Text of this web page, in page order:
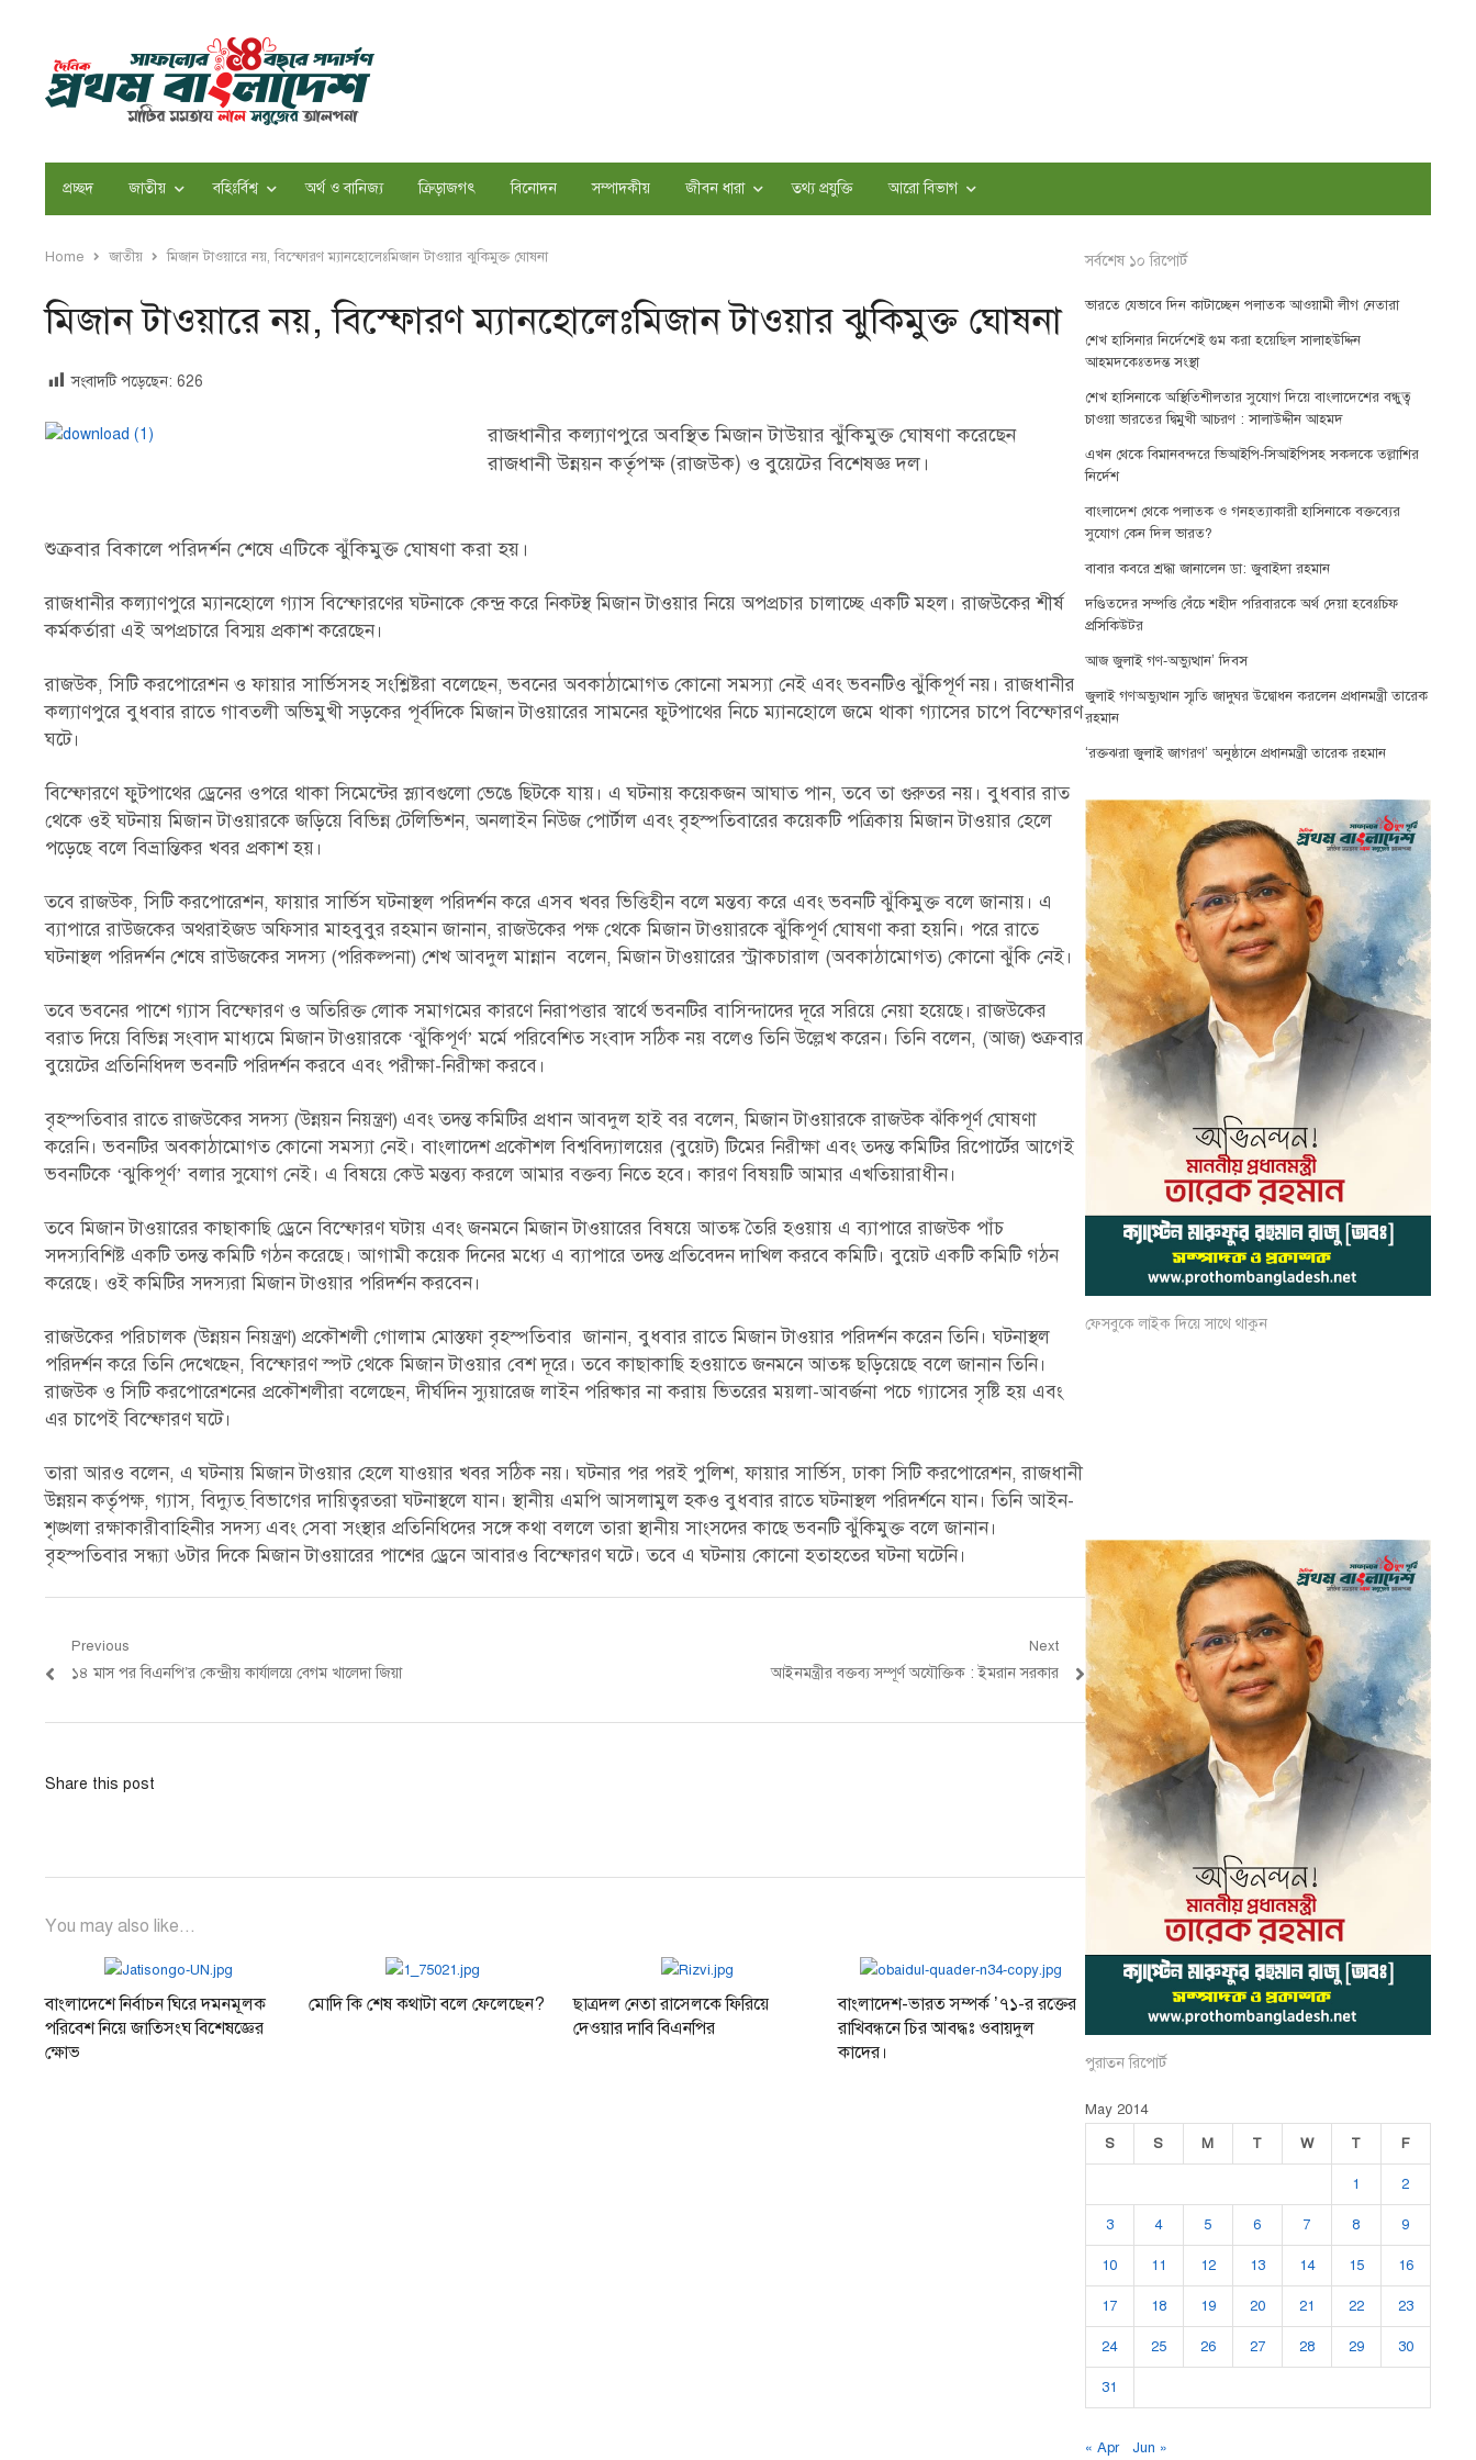
প্রচ্ছদ জাতীয় বহিঃর্বিশ্ব অর্থ ও বানিজ্য ক্রিড়াজগৎ বিনোদন সম্পাদকীয় জীবন ধারা তথ্য প্রযুক্তি আরো বিভাগ
Home জাতীয় মিজান টাওয়ারে নয়, বিস্ফোরণ ম্যানহোলেঃমিজান টাওয়ার ঝুকিমুক্ত ঘোষনা
মিজান টাওয়ারে নয়, বিস্ফোরণ ম্যানহোলেঃমিজান টাওয়ার ঝুকিমুক্ত ঘোষনা
সংবাদটি পড়েছেন: 626
রাজধানীর কল্যাণপুরে অবস্থিত মিজান টাউয়ার ঝুঁকিমুক্ত ঘোষণা করেছেন
রাজধানী উন্নয়ন কর্তৃপক্ষ (রাজউক) ও বুয়েটের বিশেষজ্ঞ দল।
শুক্রবার বিকালে পরিদর্শন শেষে এটিকে ঝুঁকিমুক্ত ঘোষণা করা হয়।
রাজধানীর কল্যাণপুরে ম্যানহোলে গ্যাস বিস্ফোরণের ঘটনাকে কেন্দ্র করে নিকটস্থ মিজান টাওয়ার নিয়ে অপপ্রচার চালাচ্ছে একটি মহল। রাজউকের শীর্ষ
কর্মকর্তারা এই অপপ্রচারে বিস্ময় প্রকাশ করেছেন।
রাজউক, সিটি করপোরেশন ও ফায়ার সার্ভিসসহ সংশ্লিষ্টরা বলেছেন, ভবনের অবকাঠামোগত কোনো সমস্যা নেই এবং ভবনটিও ঝুঁকিপূর্ণ নয়। রাজধানীর
কল্যাণপুরে বুধবার রাতে গাবতলী অভিমুখী সড়কের পূর্বদিকে মিজান টাওয়ারের সামনের ফুটপাথের নিচে ম্যানহোলে জমে থাকা গ্যাসের চাপে বিস্ফোরণ
ঘটে।
বিস্ফোরণে ফুটপাথের ড্রেনের ওপরে থাকা সিমেন্টের স্ল্যাবগুলো ভেঙে ছিটকে যায়। এ ঘটনায় কয়েকজন আঘাত পান, তবে তা গুরুতর নয়। বুধবার রাত
থেকে ওই ঘটনায় মিজান টাওয়ারকে জড়িয়ে বিভিন্ন টেলিভিশন, অনলাইন নিউজ পোর্টাল এবং বৃহস্পতিবারের কয়েকটি পত্রিকায় মিজান টাওয়ার হেলে
পড়েছে বলে বিভ্রান্তিকর খবর প্রকাশ হয়।
তবে রাজউক, সিটি করপোরেশন, ফায়ার সার্ভিস ঘটনাস্থল পরিদর্শন করে এসব খবর ভিত্তিহীন বলে মন্তব্য করে এবং ভবনটি ঝুঁকিমুক্ত বলে জানায়। এ
ব্যাপারে রাউজকের অথরাইজড অফিসার মাহবুবুর রহমান জানান, রাজউকের পক্ষ থেকে মিজান টাওয়ারকে ঝুঁকিপূর্ণ ঘোষণা করা হয়নি। পরে রাতে
ঘটনাস্থল পরিদর্শন শেষে রাউজকের সদস্য (পরিকল্পনা) শেখ আবদুল মান্নান বলেন, মিজান টাওয়ারের স্ট্রাকচারাল (অবকাঠামোগত) কোনো ঝুঁকি নেই।
তবে ভবনের পাশে গ্যাস বিস্ফোরণ ও অতিরিক্ত লোক সমাগমের কারণে নিরাপত্তার স্বার্থে ভবনটির বাসিন্দাদের দূরে সরিয়ে নেয়া হয়েছে। রাজউকের
বরাত দিয়ে বিভিন্ন সংবাদ মাধ্যমে মিজান টাওয়ারকে ‘ঝুঁকিপূর্ণ’ মর্মে পরিবেশিত সংবাদ সঠিক নয় বলেও তিনি উল্লেখ করেন। তিনি বলেন, (আজ) শুক্রবার
বুয়েটের প্রতিনিধিদল ভবনটি পরিদর্শন করবে এবং পরীক্ষা-নিরীক্ষা করবে।
বৃহস্পতিবার রাতে রাজউকের সদস্য (উন্নয়ন নিয়ন্ত্রণ) এবং তদন্ত কমিটির প্রধান আবদুল হাই বর বলেন, মিজান টাওয়ারকে রাজউক ঝঁকিপূর্ণ ঘোষণা
করেনি। ভবনটির অবকাঠামোগত কোনো সমস্যা নেই। বাংলাদেশ প্রকৌশল বিশ্ববিদ্যালয়ের (বুয়েট) টিমের নিরীক্ষা এবং তদন্ত কমিটির রিপোর্টের আগেই
ভবনটিকে ‘ঝুকিপূর্ণ’ বলার সুযোগ নেই। এ বিষয়ে কেউ মন্তব্য করলে আমার বক্তব্য নিতে হবে। কারণ বিষয়টি আমার এখতিয়ারাধীন।
তবে মিজান টাওয়ারের কাছাকাছি ড্রেনে বিস্ফোরণ ঘটায় এবং জনমনে মিজান টাওয়ারের বিষয়ে আতঙ্ক তৈরি হওয়ায় এ ব্যাপারে রাজউক পাঁচ
সদস্যবিশিষ্ট একটি তদন্ত কমিটি গঠন করেছে। আগামী কয়েক দিনের মধ্যে এ ব্যাপারে তদন্ত প্রতিবেদন দাখিল করবে কমিটি। বুয়েট একটি কমিটি গঠন
করেছে। ওই কমিটির সদস্যরা মিজান টাওয়ার পরিদর্শন করবেন।
রাজউকের পরিচালক (উন্নয়ন নিয়ন্ত্রণ) প্রকৌশলী গোলাম মোস্তফা বৃহস্পতিবার জানান, বুধবার রাতে মিজান টাওয়ার পরিদর্শন করেন তিনি। ঘটনাস্থল
পরিদর্শন করে তিনি দেখেছেন, বিস্ফোরণ স্পট থেকে মিজান টাওয়ার বেশ দূরে। তবে কাছাকাছি হওয়াতে জনমনে আতঙ্ক ছড়িয়েছে বলে জানান তিনি।
রাজউক ও সিটি করপোরেশনের প্রকৌশলীরা বলেছেন, দীর্ঘদিন স্যুয়ারেজ লাইন পরিষ্কার না করায় ভিতরের ময়লা-আবর্জনা পচে গ্যাসের সৃষ্টি হয় এবং
এর চাপেই বিস্ফোরণ ঘটে।
তারা আরও বলেন, এ ঘটনায় মিজান টাওয়ার হেলে যাওয়ার খবর সঠিক নয়। ঘটনার পর পরই পুলিশ, ফায়ার সার্ভিস, ঢাকা সিটি করপোরেশন, রাজধানী
উন্নয়ন কর্তৃপক্ষ, গ্যাস, বিদ্যুত্ বিভাগের দায়িত্বরতরা ঘটনাস্থলে যান। স্থানীয় এমপি আসলামুল হকও বুধবার রাতে ঘটনাস্থল পরিদর্শনে যান। তিনি আইন-
শৃঙ্খলা রক্ষাকারীবাহিনীর সদস্য এবং সেবা সংস্থার প্রতিনিধিদের সঙ্গে কথা বললে তারা স্থানীয় সাংসদের কাছে ভবনটি ঝুঁকিমুক্ত বলে জানান।
বৃহস্পতিবার সন্ধ্যা ৬টার দিকে মিজান টাওয়ারের পাশের ড্রেনে আবারও বিস্ফোরণ ঘটে। তবে এ ঘটনায় কোনো হতাহতের ঘটনা ঘটেনি।
Post
navigation
Previous
Previous
১৪ মাস পর বিএনপি’র কেন্দ্রীয় কার্যালয়ে বেগম খালেদা জিয়া
Next
Next
আইনমন্ত্রীর বক্তব্য সম্পূর্ণ অযৌক্তিক : ইমরান সরকার
Share this post
You may also like...
বাংলাদেশে নির্বাচন ঘিরে দমনমূলক
পরিবেশ নিয়ে জাতিসংঘ বিশেষজ্ঞের
ক্ষোভ
মোদি কি শেষ কথাটা বলে ফেলেছেন?
ছাত্রদল নেতা রাসেলকে ফিরিয়ে
দেওয়ার দাবি বিএনপির
বাংলাদেশ-ভারত সম্পর্ক ’৭১-র রক্তের
রাখিবন্ধনে চির আবদ্ধঃ ওবায়দুল
কাদের।
সর্বশেষ ১০ রিপোর্ট
ভারতে যেভাবে দিন কাটাচ্ছেন পলাতক আওয়ামী লীগ নেতারা
শেখ হাসিনার নির্দেশেই গুম করা হয়েছিল সালাহউদ্দিন
আহমদকেঃতদন্ত সংস্থা
শেখ হাসিনাকে অস্থিতিশীলতার সুযোগ দিয়ে বাংলাদেশের বন্ধুত্ব
চাওয়া ভারতের দ্বিমুখী আচরণ : সালাউদ্দীন আহমদ
এখন থেকে বিমানবন্দরে ভিআইপি-সিআইপিসহ সকলকে তল্লাশির
নির্দেশ
বাংলাদেশ থেকে পলাতক ও গনহত্যাকারী হাসিনাকে বক্তব্যের
সুযোগ কেন দিল ভারত?
বাবার কবরে শ্রদ্ধা জানালেন ডা: জুবাইদা রহমান
দণ্ডিতদের সম্পত্তি বেঁচে শহীদ পরিবারকে অর্থ দেয়া হবেঃচিফ
প্রসিকিউটর
আজ জুলাই গণ-অভ্যুত্থান’ দিবস
জুলাই গণঅভ্যুত্থান স্মৃতি জাদুঘর উদ্বোধন করলেন প্রধানমন্ত্রী তারেক
রহমান
‘রক্তঝরা জুলাই জাগরণ’ অনুষ্ঠানে প্রধানমন্ত্রী তারেক রহমান
ফেসবুকে লাইক দিয়ে সাথে থাকুন
পুরাতন রিপোর্ট
May 2014
S
S M T W T F
1 2
3 4 5 6 7 8 9
10 11 12 13 14 15 16
17 18 19 20 21 22 23
24 25 26 27 28 29 30
31
« Apr Jun »